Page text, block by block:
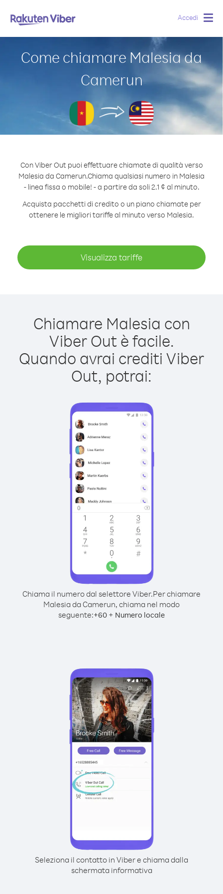
Accedi
Come chiamare Malesia da
Camerun
Con Viber Out puoi effettuare chiamate di qualità verso
Malesia da Camerun.Chiama qualsiasi numero in Malesia
- linea fissa o mobile! - a partire da soli 2.1 ¢ al minuto.
Acquista pacchetti di credito o un piano chiamate per
ottenere le migliori tariffe al minuto verso Malesia.
Visualizza tariffe
Chiamare Malesia con
Viber Out è facile.
Quando avrai crediti Viber
Out, potrai:
Chiama il numero dal selettore Viber.Per chiamare
Malesia da Camerun, chiama nel modo
seguente:+60 + Numero locale
Seleziona il contatto in Viber e chiama dalla
schermata informativa